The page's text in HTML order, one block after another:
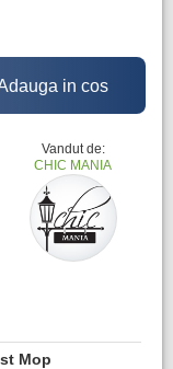
in cos
Vandut de:
CHIC MANIA
Mop